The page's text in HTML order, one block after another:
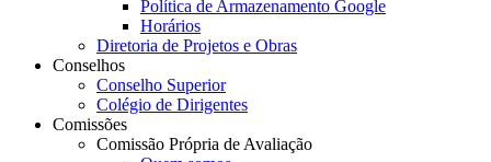
Política de Armazenamento Google
Horários
Diretoria de Projetos e Obras
Conselhos
Conselho Superior
Colégio de Dirigentes
Comissões
Comissão Própria de Avaliação